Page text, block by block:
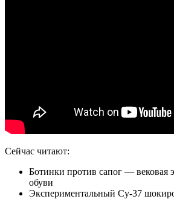
Сейчас читают:
Ботинки против сапог — вековая
обуви
Экспериментальный Су-37